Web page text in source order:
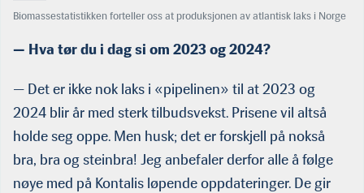
Biomassestatistikken forteller oss at produksjonen av atlantisk laks i Norge
mange ganger så stor ligger alt til rette for fortsatt høye priser og suveren
— Hva tør du i dag si om 2023 og 2024?
— Det er ikke nok laks i «pipelinen» til at 2023 og
2024 blir år med sterk tilbudsvekst. Prisene vil altså
holde seg oppe. Men husk; det er forskjell på nokså
bra, bra og steinbra! Jeg anbefaler derfor alle å følge
nøye med på Kontalis løpende oppdateringer. De gir